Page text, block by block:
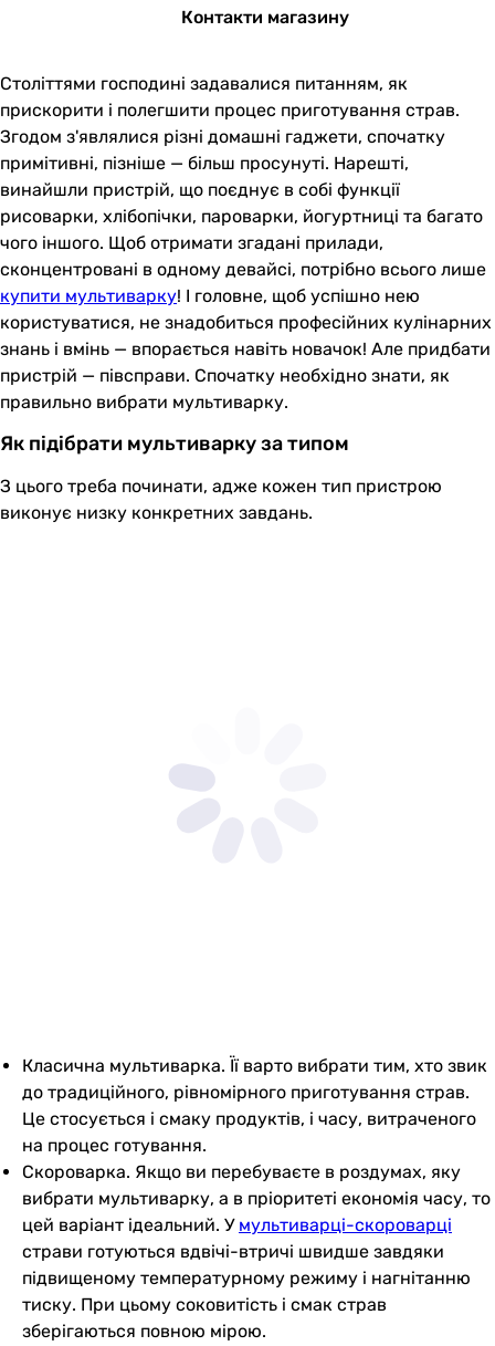
Контакти магазину
Століттями господині задавалися питанням, як
прискорити і полегшити процес приготування страв.
Згодом з'являлися різні домашні гаджети, спочатку
примітивні, пізніше — більш просунуті. Нарешті,
винайшли пристрій, що поєднує в собі функції
рисоварки, хлібопічки, пароварки, йогуртниці та багато
чого іншого. Щоб отримати згадані прилади,
сконцентровані в одному девайсі, потрібно всього лише
купити мультиварку! І головне, щоб успішно нею
користуватися, не знадобиться професійних кулінарних
знань і вмінь — впорається навіть новачок! Але придбати
пристрій — півсправи. Спочатку необхідно знати, як
правильно вибрати мультиварку.
Як підібрати мультиварку за типом
З цього треба починати, адже кожен тип пристрою
виконує низку конкретних завдань.
Класична мультиварка. Її варто вибрати тим, хто звик
до традиційного, рівномірного приготування страв.
Це стосується і смаку продуктів, і часу, витраченого
на процес готування.
Скороварка. Якщо ви перебуваєте в роздумах, яку
вибрати мультиварку, а в пріоритеті економія часу, то
цей варіант ідеальний. У мультиварці-скороварці
страви готуються вдвічі-втричі швидше завдяки
підвищеному температурному режиму і нагнітанню
тиску. При цьому соковитість і смак страв
зберігаються повною мірою.